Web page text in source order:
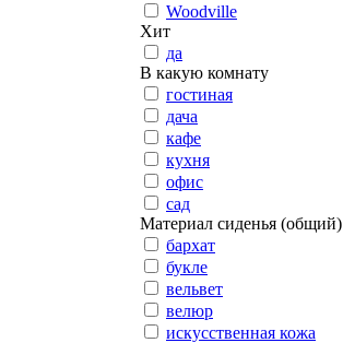
Woodville
Хит
да
В какую комнату
гостиная
дача
кафе
кухня
офис
сад
Материал сиденья (общий)
бархат
букле
вельвет
велюр
искусственная кожа